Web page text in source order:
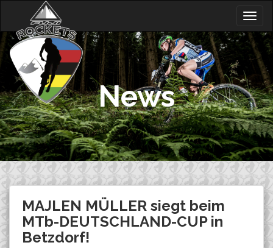
content
News
MAJLEN MÜLLER siegt beim
MTb-DEUTSCHLAND-CUP in
Betzdorf!